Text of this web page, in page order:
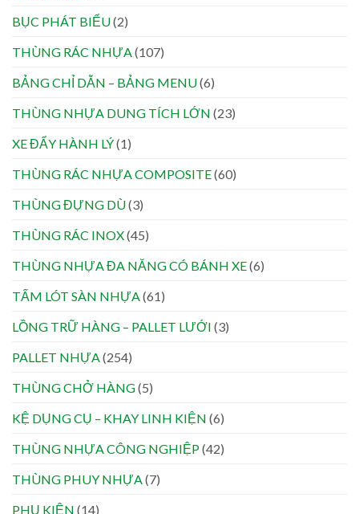
BỤC PHÁT BIỂU(2)
THÙNG RÁC NHỰA (107)
BẢNG CHỈ DẪN – BẢNG MENU(6)
THÙNG NHỰA DUNG TÍCH LỚN (23)
XE ĐẨY HÀNH LÝ(1)
THÙNG RÁC NHỰA COMPOSITE(60)
THÙNG ĐỰNG DÙ(3)
THÙNG RÁC INOX(45)
THÙNG NHỰA ĐA NĂNG CÓ BÁNH XE(6)
TẤM LÓT SÀN NHỰA (61)
LỒNG TRỮ HÀNG – PALLET LƯỚI (3)
PALLET NHỰA (254)
THÙNG CHỞ HÀNG(5)
KỆ DỤNG CỤ – KHAY LINH KIỆN (6)
THÙNG NHỰA CÔNG NGHIỆP(42)
THÙNG PHUY NHỰA (7)
PHỤ KIỆN (14)